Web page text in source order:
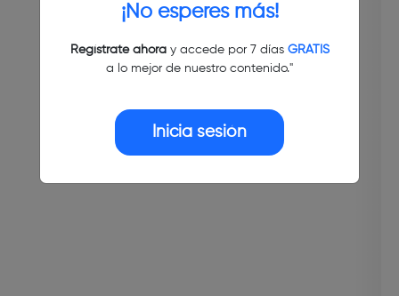
¡No esperes más!
Regístrate ahoray accede por 7 días GRATIS
a lo mejor de nuestro contenido."
Inicia sesión